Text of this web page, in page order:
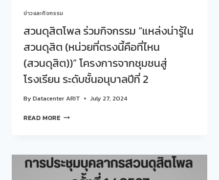
FUTURE
THAILAND)
ใน
ระหว่าง
วัน
ที่
–
กรกฎาคม
ข่าวและกิจกรรม
สวนดุสิตโพล ร่วมกิจกรรม “แหล่งน่ารู้ใน
สวนดุสิต (หน่วยที่ตรงนี้คือที่ไหน
(สวนดุสิต))” โครงการจากชุมชนสู่
โรงเรียน ระดับชั้นอนุบาลปีที่ 2
ByDatacenter ARIT July 27, 2024
READ MOREสวน
ร่วม
กิจกรรม
“แหล่ง